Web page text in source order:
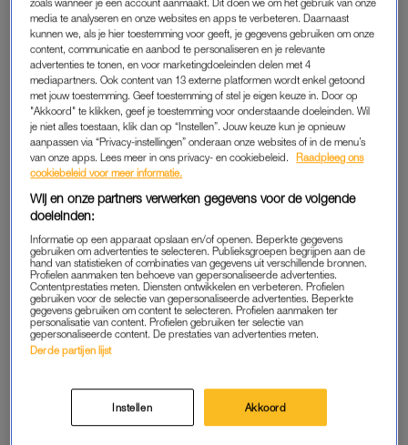
Als je vitamine A op een product ziet staan, dan wordt daar
vaak een vorm van vitamine A mee bedoeld. En daar zijn er
veel van; ze heten ook wel retinoïden. Dat retinoïden de huid
kunnen verjongen, ontdekte de dermatoloog Kligman bij toeval
in de jaren tachtig. Hij onderzocht de werking van één
specifieke retinoïde tegen acne: vitamine A-zuur (tretinoïne).
Mensen kregen inderdaad minder last van acne, maar
opvallend was dat hun huid er ook een stuk jonger ging uitzien.
VERJONGEND EFFECT
Sindsdien is er veel onderzoek gedaan naar de effecten van
deze en andere vormen van vitamine A op de huid, zoals
retinol. En wat blijkt: retinol kan zeker een verjongend effect
hebben op de huid. Alleen moet je het gebruik rustig
opbouwen. Anders kun je last krijgen van bijwerkingen, zoals
irritatie, een droge huid, schilfers en op langere termijn juist
media te analyseren en onze websites en apps te verbeteren. Daarnaast
kunnen we, als je hier toestemming voor geeft, je gegevens gebruiken om onze
content, communicatie en aanbod te personaliseren en je relevante
advertenties te tonen, en voor marketingdoeleinden delen met 4
mediapartners. Ook content van 13 externe platformen wordt enkel getoond
met jouw toestemming. Geef toestemming of stel je eigen keuze in. Door op
"Akkoord" te klikken, geef je toestemming voor onderstaande doeleinden. Wil
je niet alles toestaan, klik dan op “Instellen”. Jouw keuze kun je opnieuw
aanpassen via “Privacy-instellingen” onderaan onze websites of in de menu’s
van onze apps. Lees meer in ons privacy- en cookiebeleid.
Raadpleeg ons
cookiebeleid voor meer informatie.
Wij en onze partners verwerken gegevens voor de volgende
doeleinden:
Informatie op een apparaat opslaan en/of openen. Beperkte gegevens
gebruiken om advertenties te selecteren. Publieksgroepen begrijpen aan de
hand van statistieken of combinaties van gegevens uit verschillende bronnen.
Profielen aanmaken ten behoeve van gepersonaliseerde advertenties.
Contentprestaties meten. Diensten ontwikkelen en verbeteren. Profielen
gebruiken voor de selectie van gepersonaliseerde advertenties. Beperkte
gegevens gebruiken om content te selecteren. Profielen aanmaken ter
personalisatie van content. Profielen gebruiken ter selectie van
gepersonaliseerde content. De prestaties van advertenties meten.
Derde partijen lijst
Instellen Akkoord